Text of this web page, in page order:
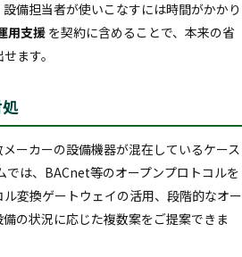
備担当者が使いこなすには時間がかかり
用支援 を契約に含めることで、本来の省
ます。
ーカーの設備機器が混在しているケース
では、BACnet等のオープンプロトコルを
変換ゲートウェイの活用、段階的なオー
の状況に応じた複数案をご提案できま